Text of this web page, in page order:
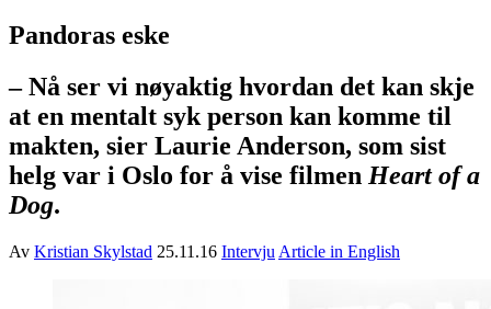
Pandoras eske
– Nå ser vi nøyaktig hvordan det kan skje
at en mentalt syk person kan komme til
makten, sier Laurie Anderson, som sist
helg var i Oslo for å vise filmen Heart of a
Dog.
Av Kristian Skylstad 25.11.16 Intervju Article in English